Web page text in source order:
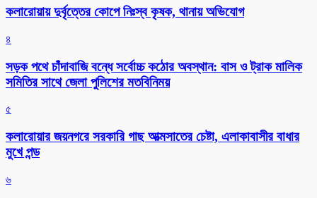
কলারোয়ায় দুর্বৃত্তের কোপে নিঃস্ব কৃষক, থানায় অভিযোগ
৪
সড়ক পথে চাঁদাবাজি বন্ধে সর্বোচ্চ কঠোর অবস্থান: বাস ও ট্রাক মালিক
সমিতির সাথে জেলা পুলিশের মতবিনিময়
৫
কলারোয়ার জয়নগরে সরকারি গাছ আত্মসাতের চেষ্টা, এলাকাবাসীর বাধার
মুখে পন্ড
৬